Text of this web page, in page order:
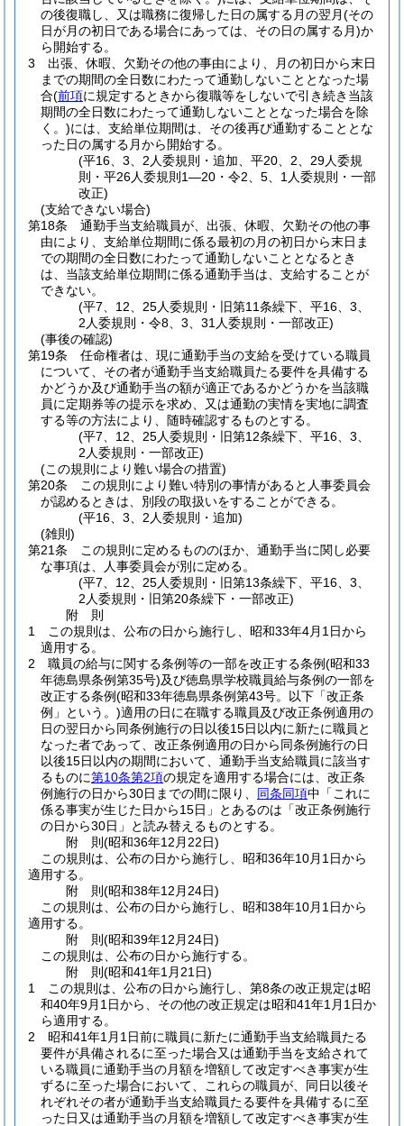
の後復職し、又は職務に復帰した日の属する月の翌月(その
日が月の初日である場合にあっては、その日の属する月)か
ら開始する。
3
出張、休暇、欠勤その他の事由により、月の初日から末日
までの期間の全日数にわたって通勤しないこととなった場
合(前項に規定するときから復職等をしないで引き続き当該
期間の全日数にわたって通勤しないこととなった場合を除
く。)には、支給単位期間は、その後再び通勤することとな
った日の属する月から開始する。
(平16、3、2人委規則・追加、平20、2、29人委規
則・平26人委規則1―20・令2、5、1人委規則・一部
改正)
(支給できない場合)
第18条
通勤手当支給職員が、出張、休暇、欠勤その他の事
由により、支給単位期間に係る最初の月の初日から末日ま
での期間の全日数にわたって通勤しないこととなるとき
は、当該支給単位期間に係る通勤手当は、支給することが
できない。
(平7、12、25人委規則・旧第11条繰下、平16、3、
2人委規則・令8、3、31人委規則・一部改正)
(事後の確認)
第19条
任命権者は、現に通勤手当の支給を受けている職員
について、その者が通勤手当支給職員たる要件を具備する
かどうか及び通勤手当の額が適正であるかどうかを当該職
員に定期券等の提示を求め、又は通勤の実情を実地に調査
する等の方法により、随時確認するものとする。
(平7、12、25人委規則・旧第12条繰下、平16、3、
2人委規則・一部改正)
(この規則により難い場合の措置)
第20条
この規則により難い特別の事情があると人事委員会
が認めるときは、別段の取扱いをすることができる。
(平16、3、2人委規則・追加)
(雑則)
第21条
この規則に定めるもののほか、通勤手当に関し必要
な事項は、人事委員会が別に定める。
(平7、12、25人委規則・旧第13条繰下、平16、3、
2人委規則・旧第20条繰下・一部改正)
附 則
1
この規則は、公布の日から施行し、昭和33年4月1日から
適用する。
2
職員の給与に関する条例等の一部を改正する条例(昭和33
年徳島県条例第35号)及び徳島県学校職員給与条例の一部を
改正する条例(昭和33年徳島県条例第43号。以下「改正条
例」という。)適用の日に在職する職員及び改正条例適用の
日の翌日から同条例施行の日以後15日以内に新たに職員と
なった者であって、改正条例適用の日から同条例施行の日
以後15日以内の期間において、通勤手当支給職員に該当す
るものに第10条第2項の規定を適用する場合には、改正条
例施行の日から30日までの間に限り、 同条同項中「これに
係る事実が生じた日から15日」とあるのは「改正条例施行
の日から30日」と読み替えるものとする。
附 則(昭和36年12月22日)
この規則は、公布の日から施行し、昭和36年10月1日から
適用する。
附 則(昭和38年12月24日)
この規則は、公布の日から施行し、昭和38年10月1日から
適用する。
附 則(昭和39年12月24日)
この規則は、公布の日から施行する。
附 則(昭和41年1月21日)
1
この規則は、公布の日から施行し、第8条の改正規定は昭
和40年9月1日から、その他の改正規定は昭和41年1月1日か
ら適用する。
2
昭和41年1月1日前に職員に新たに通勤手当支給職員たる
要件が具備されるに至った場合又は通勤手当を支給されて
いる職員に通勤手当の月額を増額して改定すべき事実が生
ずるに至った場合において、これらの職員が、同日以後そ
れぞれその者が通勤手当支給職員たる要件を具備するに至
った日又は通勤手当の月額を増額して改定すべき事実が生